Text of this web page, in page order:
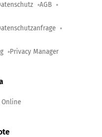
AGB
Privacy Manager
Online